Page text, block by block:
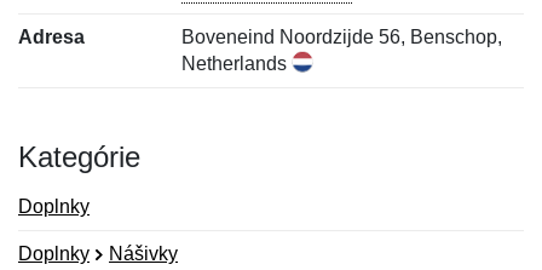
Adresa
Boveneind Noordzijde 56, Benschop,
Netherlands
Kategórie
Doplnky
Doplnky Nášivky